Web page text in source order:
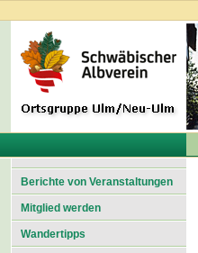
Berichte von Veranstaltungen
Mitglied werden
Wandertipps